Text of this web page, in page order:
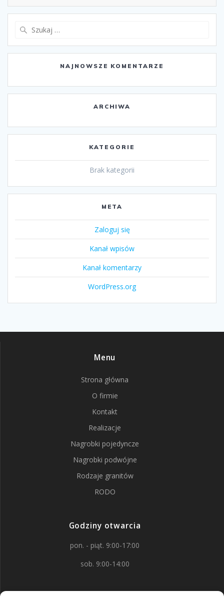
NAJNOWSZE KOMENTARZE
ARCHIWA
KATEGORIE
Brak kategorii
META
Zaloguj się
Kanał wpisów
Kanał komentarzy
WordPress.org
Menu
Strona główna
O firmie
Kontakt
Realizacje
Nagrobki pojedyncze
Nagrobki podwójne
Rodzaje granitów
RODO
Godziny otwarcia
pon. - piąt. 9:00-17:00
sob. 9:00-14:00